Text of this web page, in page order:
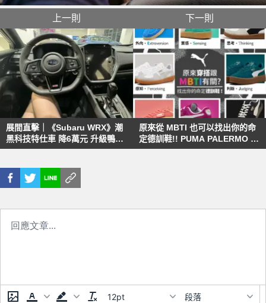
上一則
展間直擊｜《Subaru WRX》潮
黑科技特仕車 降6萬元 升級鴨尾
環景 霧面包膜等 全台僅30輛
下一則
原來從 MBTI 也可以找出你的命
定德訓鞋!! PUMA PALERMO 讓
你不再有選色障礙
12pt 段落